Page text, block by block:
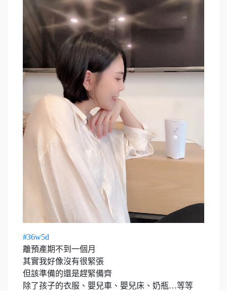
#36w5d
離預產期不到一個月​
其實我好像沒有很緊張​
但該準備的還是趕緊備齊​
除了孩子的衣服、嬰兒車、嬰兒床、奶瓶…等等​